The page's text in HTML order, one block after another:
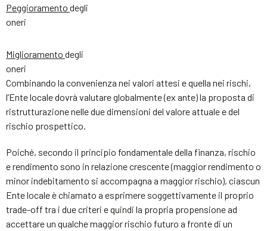
Peggioramento degli
oneri
Miglioramento degli
oneri
Combinando la convenienza nei valori attesi e quella nei rischi,
l’Ente locale dovrà valutare globalmente (ex ante) la proposta di
ristrutturazione nelle due dimensioni del valore attuale e del
rischio prospettico.
Poiché, secondo il principio fondamentale della finanza, rischio
e rendimento sono in relazione crescente (maggior rendimento o
minor indebitamento si accompagna a maggior rischio), ciascun
Ente locale è chiamato a esprimere soggettivamente il proprio
trade-off tra i due criteri e quindi la propria propensione ad
accettare un qualche maggior rischio futuro a fronte di un